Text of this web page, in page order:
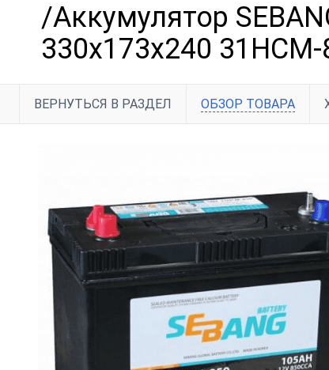
/Аккумулятор
330x173x240
ВЕРНУТЬСЯ В РАЗДЕЛ ОБЗОР ТОВАРА